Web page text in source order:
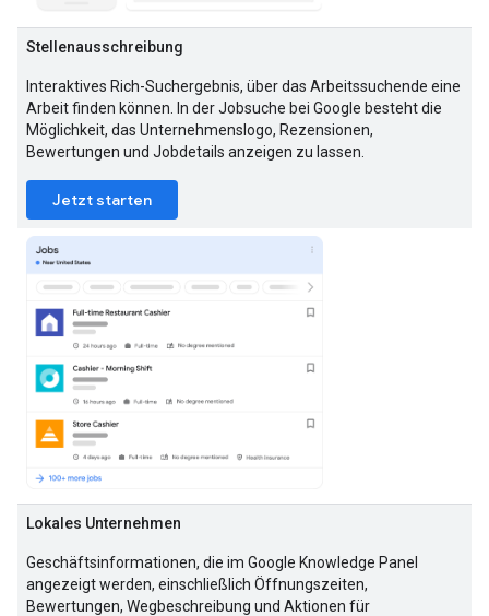
Stellenausschreibung
Interaktives Rich-Suchergebnis, über das Arbeitssuchende eine
Arbeit finden können. In der Jobsuche bei Google besteht die
Möglichkeit, das Unternehmenslogo, Rezensionen,
Bewertungen und Jobdetails anzeigen zu lassen.
Jetzt starten
Lokales Unternehmen
Geschäftsinformationen, die im Google Knowledge Panel
angezeigt werden, einschließlich Öffnungszeiten,
Bewertungen, Wegbeschreibung und Aktionen für